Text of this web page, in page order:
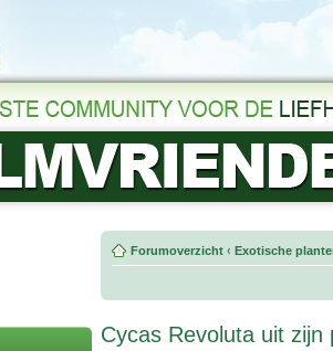
Forumoverzicht ‹ Exotische
Cycas Revoluta uit zijn